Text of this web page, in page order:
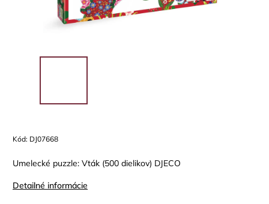
Kód: DJ07668
Umelecké puzzle: Vták (500 dielikov) DJECO
Detailné informácie